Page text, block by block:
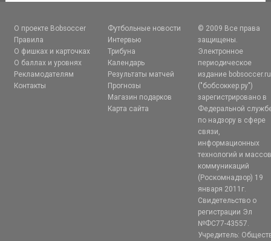
О проекте Bobsoccer
Правила
О фишках и карточках
О баллах и уровнях
Рекламодателям
Контакты
Футбольные новости
Интервью
Трибуна
Календарь
Результаты матчей
Прогнозы
Магазин подарков
Карта сайта
© 2009 Все права
защищены.
Электронное
периодическое
издание bobsoccer.ru
("бобсоккер.ру")
зарегистрировано в
Федеральной
по надзору в сфере
связи,
информационных
технологий и
коммуникаций
(Роскомнадзор) 19
января 2011г.
Свидетельство о
регистрации Эл
№ФС77-43557.
Учредитель: